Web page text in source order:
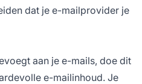
dat je e-mailprovider je
aan je e-mails, doe dit
e-mailinhoud. Je